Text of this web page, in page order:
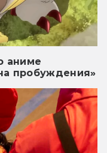
аниме
пробуждения»